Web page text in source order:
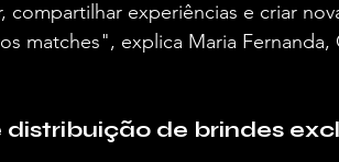
compartilhar experiências e criar
matches", explica Maria
de brindes